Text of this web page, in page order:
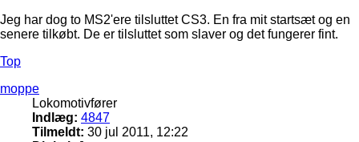
Jeg har dog to MS2'ere tilsluttet CS3. En fra mit startsæt og en
senere tilkøbt. De er tilsluttet som slaver og det fungerer fint.
Top
moppe
Lokomotivfører
Indlæg: 4847
Tilmeldt: 30 jul 2011, 12:22